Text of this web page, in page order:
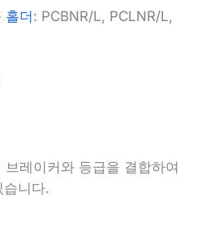
홀더 : PCBNR/L, PCLNR/L,
브레이커와 등급을 결합하여
습니다.